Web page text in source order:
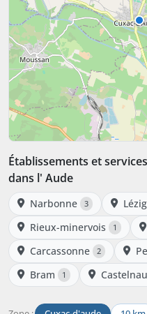
Établissements et
dans l' Aude
Narbonne 3
Rieux-minervois 1
Carcassonne 2
Bram 1